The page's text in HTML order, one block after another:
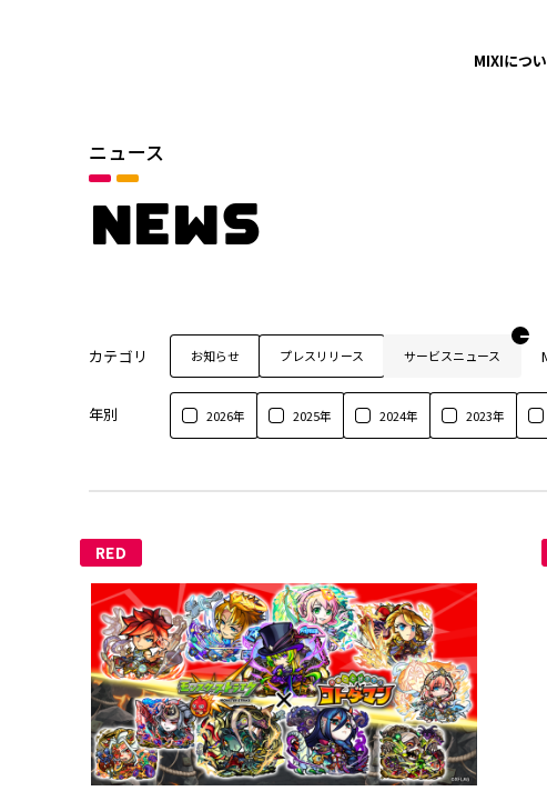
MIXIにつ
ニュース
NEWS
カテゴリ お知らせ プレスリリース サービスニュース
年別 2026年 2025年 2024年 2023年
RED